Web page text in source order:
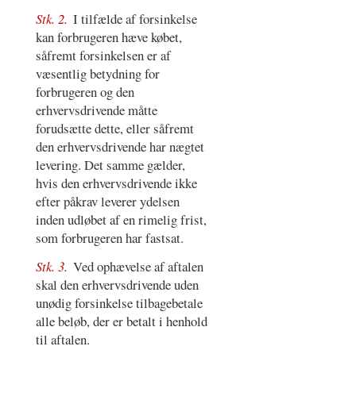
Stk. 2. I tilfælde af forsinkelse
kan forbrugeren hæve købet,
såfremt forsinkelsen er af
væsentlig betydning for
forbrugeren og den
erhvervsdrivende måtte
forudsætte dette, eller såfremt
den erhvervsdrivende har nægtet
levering. Det samme gælder,
hvis den erhvervsdrivende ikke
efter påkrav leverer ydelsen
inden udløbet af en rimelig frist,
som forbrugeren har fastsat.
Stk. 3. Ved ophævelse af aftalen
skal den erhvervsdrivende uden
unødig forsinkelse tilbagebetale
alle beløb, der er betalt i henhold
til aftalen.